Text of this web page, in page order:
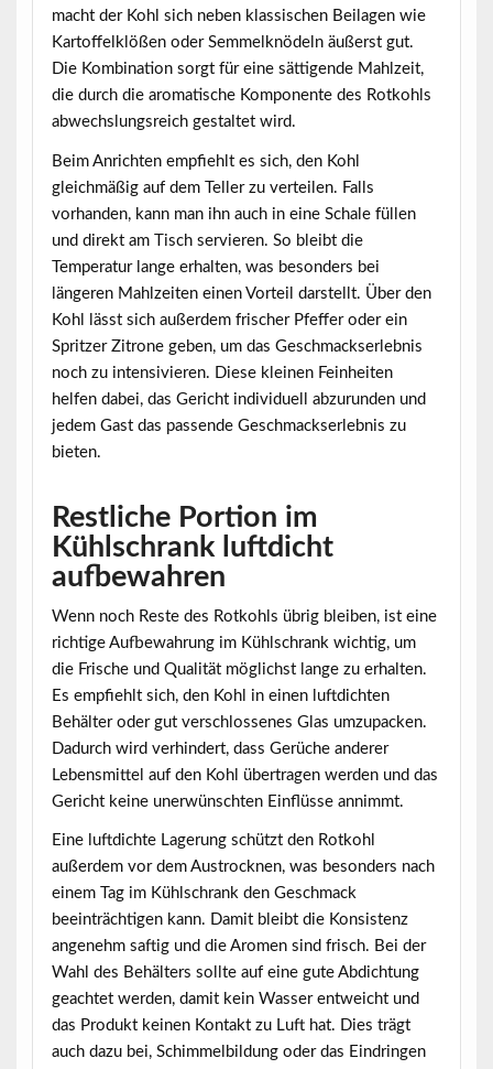
macht der Kohl sich neben klassischen Beilagen wie
Kartoffelklößen oder Semmelknödeln äußerst gut.
Die Kombination sorgt für eine sättigende Mahlzeit,
die durch die aromatische Komponente des Rotkohls
abwechslungsreich gestaltet wird.
Beim Anrichten empfiehlt es sich, den Kohl
gleichmäßig auf dem Teller zu verteilen. Falls
vorhanden, kann man ihn auch in eine Schale füllen
und direkt am Tisch servieren. So bleibt die
Temperatur lange erhalten, was besonders bei
längeren Mahlzeiten einen Vorteil darstellt. Über den
Kohl lässt sich außerdem frischer Pfeffer oder ein
Spritzer Zitrone geben, um das Geschmackserlebnis
noch zu intensivieren. Diese kleinen Feinheiten
helfen dabei, das Gericht individuell abzurunden und
jedem Gast das passende Geschmackserlebnis zu
bieten.
Restliche Portion im
Kühlschrank luftdicht
aufbewahren
Wenn noch Reste des Rotkohls übrig bleiben, ist eine
richtige Aufbewahrung im Kühlschrank wichtig, um
die Frische und Qualität möglichst lange zu erhalten.
Es empfiehlt sich, den Kohl in einen luftdichten
Behälter oder gut verschlossenes Glas umzupacken.
Dadurch wird verhindert, dass Gerüche anderer
Lebensmittel auf den Kohl übertragen werden und das
Gericht keine unerwünschten Einflüsse annimmt.
Eine luftdichte Lagerung schützt den Rotkohl
außerdem vor dem Austrocknen, was besonders nach
einem Tag im Kühlschrank den Geschmack
beeinträchtigen kann. Damit bleibt die Konsistenz
angenehm saftig und die Aromen sind frisch. Bei der
Wahl des Behälters sollte auf eine gute Abdichtung
geachtet werden, damit kein Wasser entweicht und
das Produkt keinen Kontakt zu Luft hat. Dies trägt
auch dazu bei, Schimmelbildung oder das Eindringen